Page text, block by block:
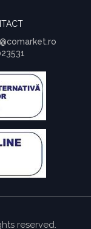
reserved.